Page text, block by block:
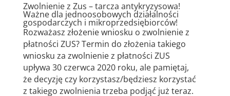
Zwolnienie z Zus – tarcza antykryzysowa!
Ważne dla jednoosobowych działalności
gospodarczych i mikroprzedsiębiorców!
Rozważasz złożenie wniosku o zwolnienie z
płatności ZUS? Termin do złożenia takiego
wniosku za zwolnienie z płatności ZUS
upływa 30 czerwca 2020 roku, ale pamiętaj,
że decyzję czy korzystasz/będziesz korzystać
z takiego zwolnienia trzeba podjąć już teraz.